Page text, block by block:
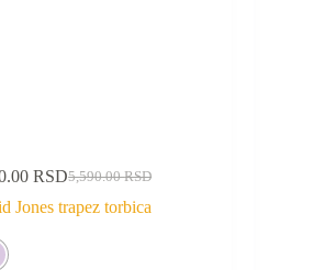
5,590.00RSD
RSD
Jones trapez torbica